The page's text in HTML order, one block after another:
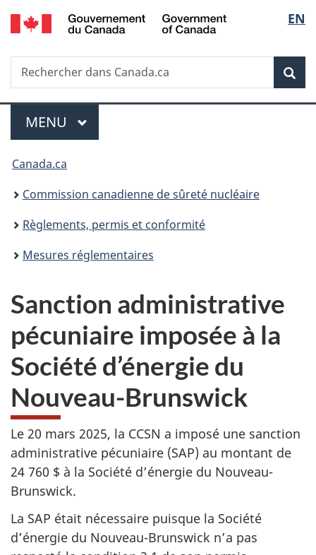
Passer
au
principal
de
la
EN
Recherche
Rechercher
dans
Menu
MENU PRINCIPAL
Vous
êtes
ici
Canada.ca
Commission canadienne de sûreté nucléaire
Règlements, permis et conformité
Mesures réglementaires
Sanction administrative
pécuniaire imposée à la
Société d’énergie du
Nouveau-Brunswick
Le 20 mars 2025, la CCSN a imposé une sanction
administrative pécuniaire (SAP) au montant de
24 760 $ à la Société d’énergie du Nouveau-
Brunswick.
La SAP était nécessaire puisque la Société
d’énergie du Nouveau-Brunswick n’a pas